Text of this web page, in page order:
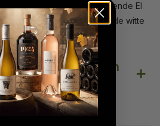
wijntechnieken. In 2017 opende El
in zijn Finca Carbonera om de witte
te vinificeren.
de Rioja 875m
+